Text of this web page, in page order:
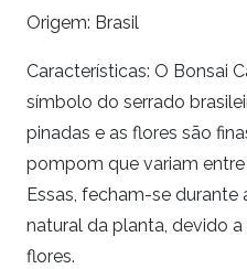
Origem: Brasil
Características: O Bonsai
símbolo do serrado
pinadas e as flores são
pompom que variam
Essas, fecham-se
natural da planta, devido
flores.